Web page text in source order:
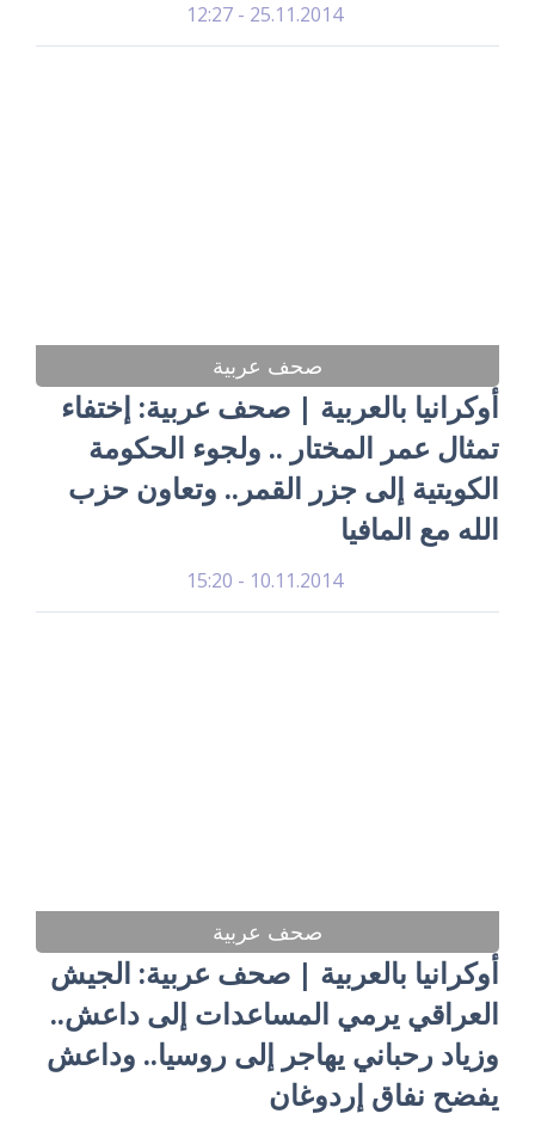
25.11.2014 - 12:27
صحف عربية
أوكرانيا بالعربية | صحف عربية: إختفاء
تمثال عمر المختار .. ولجوء الحكومة
الكويتية إلى جزر القمر.. وتعاون حزب
الله مع المافيا
10.11.2014 - 15:20
صحف عربية
أوكرانيا بالعربية | صحف عربية: الجيش
العراقي يرمي المساعدات إلى داعش..
وزياد رحباني يهاجر إلى روسيا.. وداعش
يفضح نفاق إردوغان